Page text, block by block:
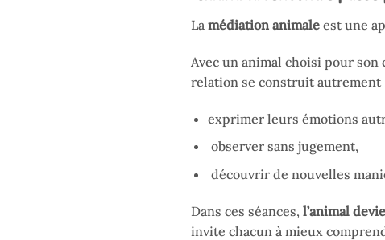
La médiation animale est une
Avec un animal choisi pour son
relation se construit autrement
exprimer leurs émotions
observer sans jugement,
découvrir de nouvelles
Dans ces séances, l’animal
invite chacun à mieux